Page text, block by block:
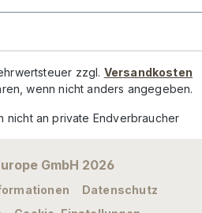
zzgl. Versandkosten
wenn nicht anders angegeben.
nicht an private Endverbraucher
GmbH 2026
Datenschutz